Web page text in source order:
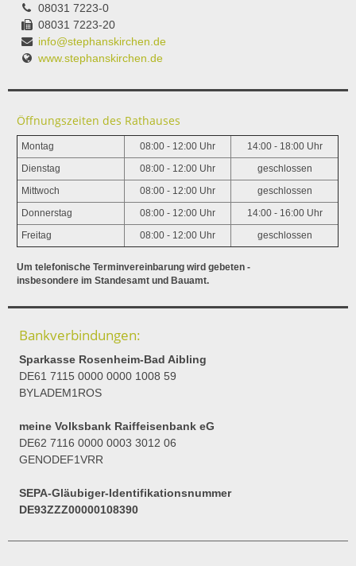
08031 7223-0
08031 7223-20
info@stephanskirchen.de
www.stephanskirchen.de
Öffnungszeiten des Rathauses
Montag 08:00 - 12:00 Uhr 14:00 - 18:00 Uhr
Dienstag 08:00 - 12:00 Uhr geschlossen
Mittwoch 08:00 - 12:00 Uhr geschlossen
Donnerstag 08:00 - 12:00 Uhr 14:00 - 16:00 Uhr
Freitag 08:00 - 12:00 Uhr geschlossen
Um telefonische Terminvereinbarung wird gebeten -
insbesondere im Standesamt und Bauamt.
Bankverbindungen:
Sparkasse Rosenheim-Bad Aibling
DE61 7115 0000 0000 1008 59
BYLADEM1ROS
meine Volksbank Raiffeisenbank eG
DE62 7116 0000 0003 3012 06
GENODEF1VRR
SEPA-Gläubiger-Identifikationsnummer
DE93ZZZ00000108390